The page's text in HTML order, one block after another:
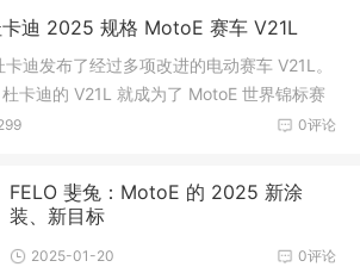
迪 2025 规格 MotoE 赛车 V21L
迪发布了经过多项改进的电动赛车 V21L。
卡迪的 V21L 就成为了 MotoE 世界锦标赛
0评论
FELO 斐兔：MotoE 的 2025 新涂
装、新目标
0评论
2025-01-20